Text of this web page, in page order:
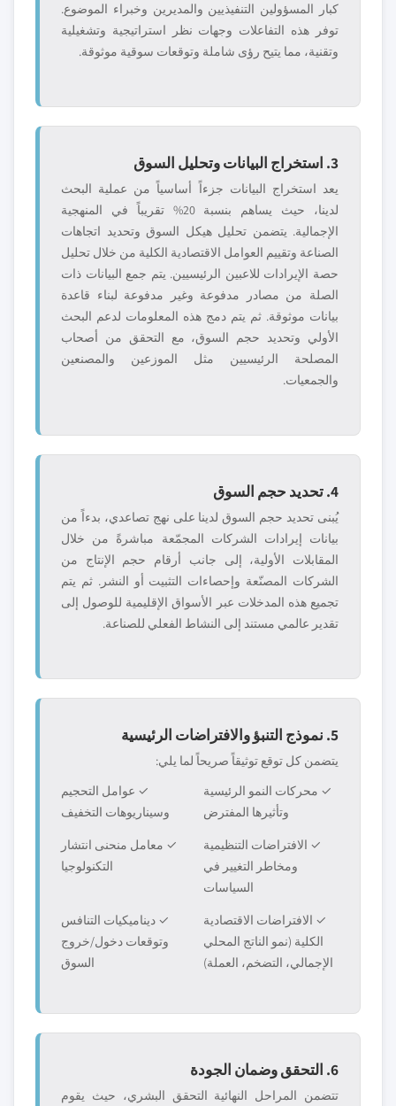
كبار المسؤولين التنفيذيين والمديرين وخبراء الموضوع.
توفر هذه التفاعلات وجهات نظر استراتيجية وتشغيلية
وتقنية، مما يتيح رؤى شاملة وتوقعات سوقية موثوقة.
3. استخراج البيانات وتحليل السوق
يعد استخراج البيانات جزءاً أساسياً من عملية البحث
لدينا، حيث يساهم بنسبة 20% تقريباً في المنهجية
الإجمالية. يتضمن تحليل هيكل السوق وتحديد اتجاهات
الصناعة وتقييم العوامل الاقتصادية الكلية من خلال تحليل
حصة الإيرادات للاعبين الرئيسيين. يتم جمع البيانات ذات
الصلة من مصادر مدفوعة وغير مدفوعة لبناء قاعدة
بيانات موثوقة. ثم يتم دمج هذه المعلومات لدعم البحث
الأولي وتحديد حجم السوق، مع التحقق من أصحاب
المصلحة الرئيسيين مثل الموزعين والمصنعين
والجمعيات.
4. تحديد حجم السوق
يُبنى تحديد حجم السوق لدينا على نهج تصاعدي، بدءاً من
بيانات إيرادات الشركات المجمّعة مباشرةً من خلال
المقابلات الأولية، إلى جانب أرقام حجم الإنتاج من
الشركات المصنّعة وإحصاءات التثبيت أو النشر. ثم يتم
تجميع هذه المدخلات عبر الأسواق الإقليمية للوصول إلى
تقدير عالمي مستند إلى النشاط الفعلي للصناعة.
5. نموذج التنبؤ والافتراضات الرئيسية
يتضمن كل توقع توثيقاً صريحاً لما يلي:
✓ محركات النمو الرئيسية
وتأثيرها المفترض
✓ عوامل التحجيم
وسيناريوهات التخفيف
✓ الافتراضات التنظيمية
ومخاطر التغيير في
السياسات
✓ معامل منحنى انتشار
التكنولوجيا
✓ الافتراضات الاقتصادية
الكلية (نمو الناتج المحلي
الإجمالي، التضخم، العملة)
✓ ديناميكيات التنافس
وتوقعات دخول/خروج
السوق
6. التحقق وضمان الجودة
تتضمن المراحل النهائية التحقق البشري، حيث يقوم